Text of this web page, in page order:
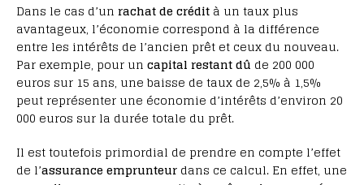
Dans le cas d’un rachat de crédit à un taux plus
avantageux, l’économie correspond à la différence
entre les intérêts de l’ancien prêt et ceux du nouveau.
Par exemple, pour un capital restant dû de 200 000
euros sur 15 ans, une baisse de taux de 2,5% à 1,5%
peut représenter une économie d’intérêts d’environ 20
000 euros sur la durée totale du prêt.
Il est toutefois primordial de prendre en compte l’effet
de l’assurance emprunteur dans ce calcul. En effet, une